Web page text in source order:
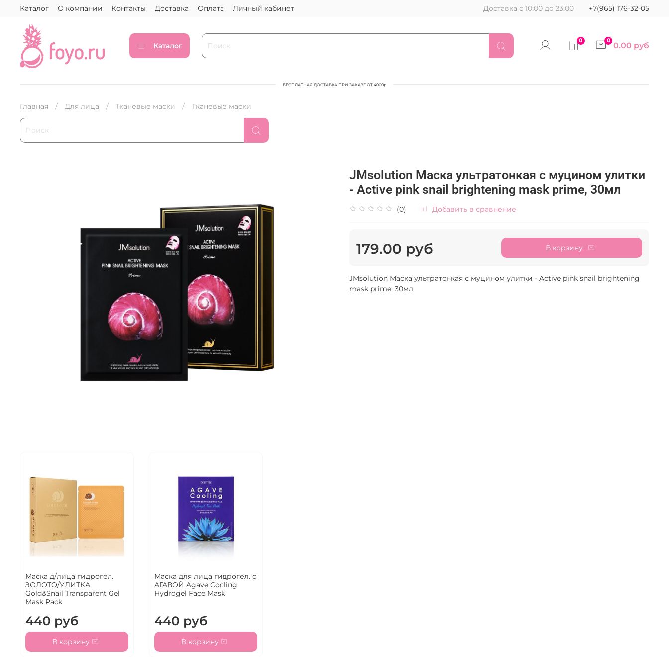
Каталог О компании Контакты Доставка Оплата Личный кабинет Доставка с 10:00 до 23:00 +7(965) 176-32-05
Каталог
0 0 0.00 руб
БЕСПЛАТНАЯ ДОСТАВКА ПРИ ЗАКАЗЕ ОТ 4000р
Главная Для лица Тканевые маски Тканевые маски
JMsolution Маска ультратонкая с муцином улитки
- Active pink snail brightening mask prime, 30мл
(0) Добавить в сравнение
179.00 руб В корзину
JMsolution Маска ультратонкая с муцином улитки - Active pink snail brightening
mask prime, 30мл
Маска д/лица гидрогел.
ЗОЛОТО/УЛИТКА
Gold&Snail Transparent Gel
Mask Pack
440 руб
В корзину
Маска для лица гидрогел. c
АГАВОЙ Agave Cooling
Hydrogel Face Mask
440 руб
В корзину